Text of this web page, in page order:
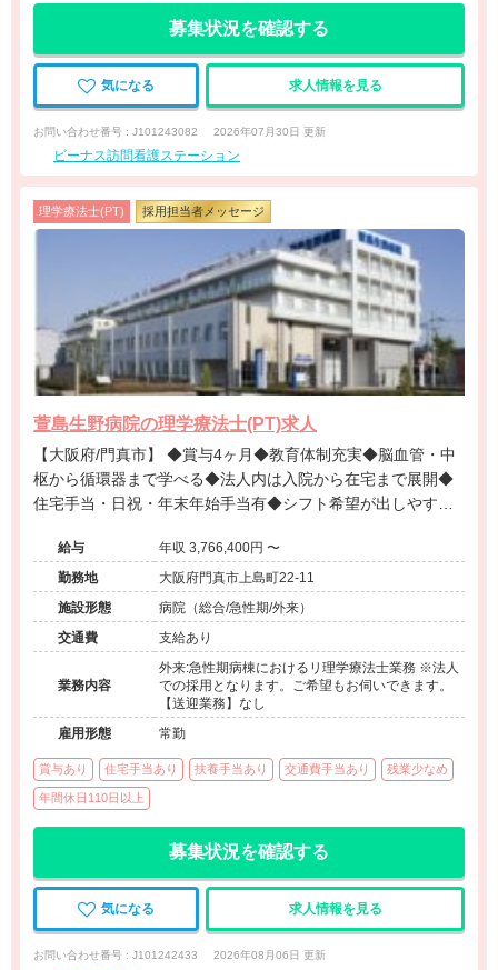
募集状況を確認する
気になる 求人情報を見る
お問い合わせ番号 : J101243082 2026年07月30日 更新
ビーナス訪問看護ステーション
理学療法士(PT) 採用担当者メッセージ
萱島生野病院の理学療法士(PT)求人
【大阪府/門真市】 ◆賞与4ヶ月◆教育体制充実◆脳血管・中
枢から循環器まで学べる◆法人内は入院から在宅まで展開◆
住宅手当・日祝・年末年始手当有◆シフト希望が出しやすい
給与
年収 3,766,400円 〜
勤務地
大阪府門真市上島町22-11
施設形態
病院（総合/急性期/外来）
交通費
支給あり
業務内容
外来:急性期病棟におけるリ理学療法士業務 ※法人
での採用となります。ご希望もお伺いできます。
【送迎業務】なし
雇用形態
常勤
賞与あり 住宅手当あり 扶養手当あり 交通費手当あり 残業少なめ
年間休日110日以上
募集状況を確認する
気になる 求人情報を見る
お問い合わせ番号 : J101242433 2026年08月06日 更新